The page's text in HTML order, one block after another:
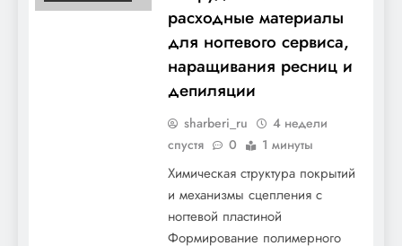
расходные материалы
для ногтевого сервиса,
наращивания ресниц и
депиляции
sharberi_ru
4 недели
спустя
0 1 минуты
Химическая структура покрытий
и механизмы сцепления с
ногтевой пластиной
Формирование полимерного